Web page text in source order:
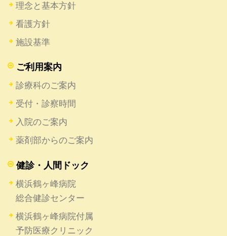
理念と基本方針
看護方針
施設基準
ご利用案内
診療科のご案内
受付・診察時間
入院のご案内
薬剤部からのご案内
健診・人間ドック
横浜鶴ヶ峰病院
総合健診センター
横浜鶴ヶ峰病院付属
予防医療クリニック